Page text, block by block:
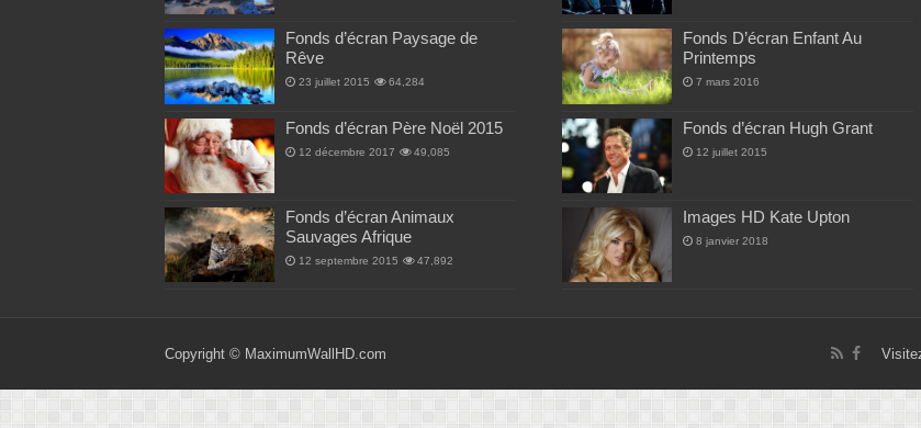
Fonds d’écran Paysage de
Rêve
23 juillet 2015 64,284
Fonds d’écran Père Noël 2015
12 décembre 2017 49,085
Fonds d’écran Animaux
Sauvages Afrique
12 septembre 2015 47,892
Fonds D’écran Enfant Au
Printemps
7 mars 2016
Fonds d’écran Hugh Grant
12 juillet 2015
Images HD Kate Upton
8 janvier 2018
Copyright © MaximumWallHD.com